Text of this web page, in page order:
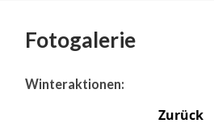
Fotogalerie
Winteraktionen:
Zurück